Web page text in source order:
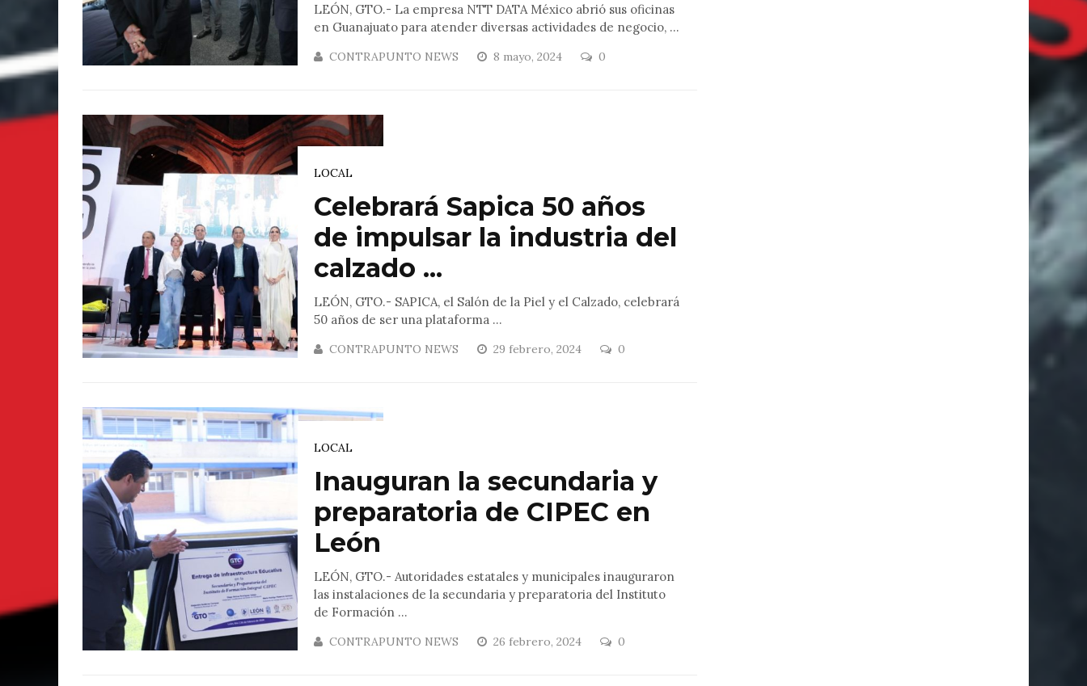
LEÓN, GTO.- La empresa NTT DATA México abrió sus oficinas
en Guanajuato para atender diversas actividades de negocio, ...
CONTRAPUNTO NEWS 8 mayo, 2024 0
LOCAL
Celebrará Sapica 50 años
de impulsar la industria del
calzado ...
LEÓN, GTO.- SAPICA, el Salón de la Piel y el Calzado, celebrará
50 años de ser una plataforma ...
CONTRAPUNTO NEWS 29 febrero, 2024 0
LOCAL
Inauguran la secundaria y
preparatoria de CIPEC en
León
LEÓN, GTO.- Autoridades estatales y municipales inauguraron
las instalaciones de la secundaria y preparatoria del Instituto
de Formación ...
CONTRAPUNTO NEWS 26 febrero, 2024 0